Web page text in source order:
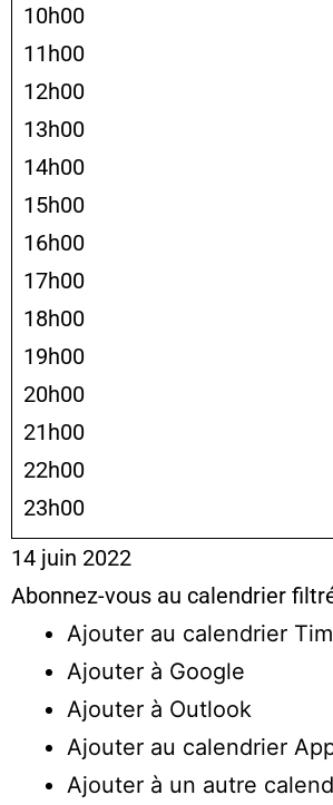
10h00
11h00
12h00
13h00
14h00
15h00
16h00
17h00
18h00
19h00
20h00
21h00
22h00
23h00
14 juin 2022
Abonnez-vous au calendrier
Ajouter au calendrier
Ajouter à Google
Ajouter à Outlook
Ajouter au calendrier
Ajouter à un autre